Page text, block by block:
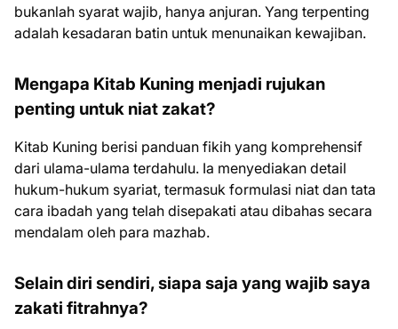
bukanlah syarat wajib, hanya anjuran. Yang terpenting
adalah kesadaran batin untuk menunaikan kewajiban.
Mengapa Kitab Kuning menjadi rujukan
penting untuk niat zakat?
Kitab Kuning berisi panduan fikih yang komprehensif
dari ulama-ulama terdahulu. Ia menyediakan detail
hukum-hukum syariat, termasuk formulasi niat dan tata
cara ibadah yang telah disepakati atau dibahas secara
mendalam oleh para mazhab.
Selain diri sendiri, siapa saja yang wajib saya
zakati fitrahnya?